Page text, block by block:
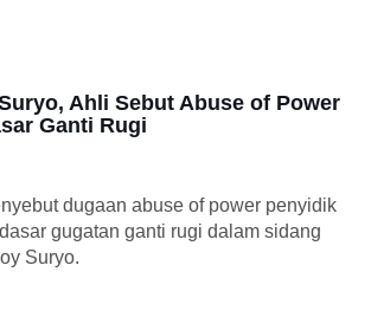
Ahli Sebut Abuse of Power
Ganti Rugi
dugaan abuse of power penyidik
gugatan ganti rugi dalam sidang
Suryo.